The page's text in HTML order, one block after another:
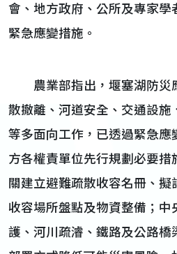
會、地方政府、公所及專家學
緊急應變措施。
農業部指出，堰塞湖防災
散撤離、河道安全、交通設施
等多面向工作，已透過緊急應
方各權責單位先行規劃必要措
關建立避難疏散收容名冊、
收容場所盤點及物資整備；中
護、河川疏濬、鐵路及公路橋